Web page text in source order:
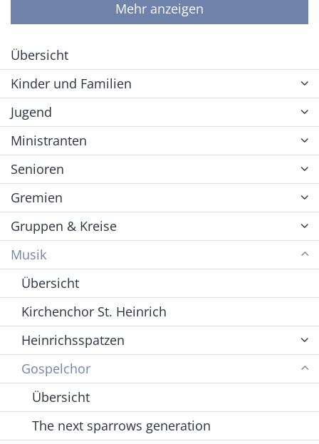
Mehr anzeigen
Übersicht
Kinder und Familien
Jugend
Ministranten
Senioren
Gremien
Gruppen & Kreise
Musik
Übersicht
Kirchenchor St. Heinrich
Heinrichsspatzen
Gospelchor
Übersicht
The next sparrows generation